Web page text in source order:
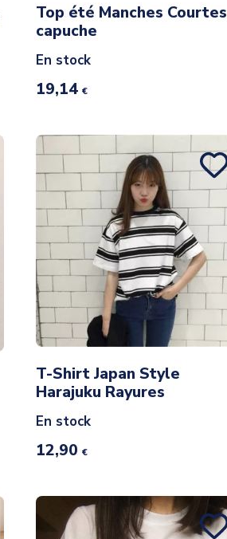
Top été Manches Courtes
capuche
En stock
19,14€
T-Shirt Japan Style
Harajuku Rayures
En stock
12,90€